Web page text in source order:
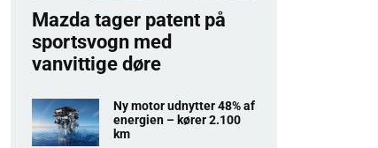
Mazda tager patent på
sportsvogn med
vanvittige døre
Ny motor udnytter 48% af
energien – kører 2.100
km